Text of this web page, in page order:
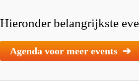
Hieronder belangrijkste
Agenda voor meer events ➔